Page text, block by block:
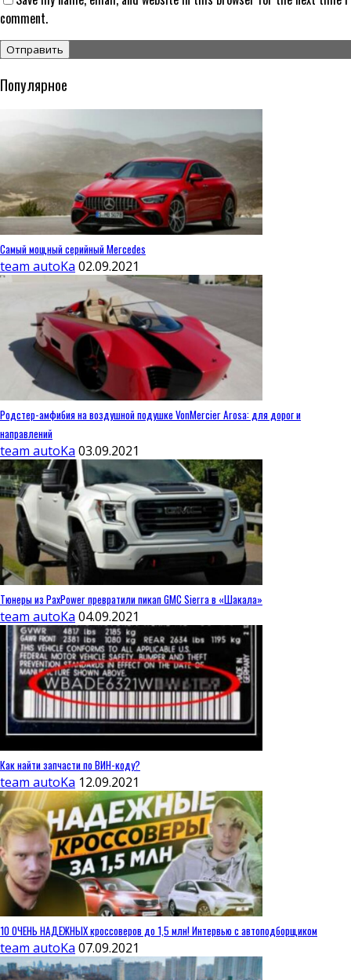
comment.
Популярное
Самый мощный серийный Mercedes
team autoKa 02.09.2021
Родстер-амфибия на воздушной подушке VonMercier Arosa: для дорог и
направлений
team autoKa 03.09.2021
Тюнеры из PaxPower превратили пикап GMC Sierra в «Шакала»
team autoKa 04.09.2021
Как найти запчасти по ВИН-коду?
team autoKa 12.09.2021
10 ОЧЕНЬ НАДЕЖНЫХ кроссоверов до 1,5 млн! Интервью с автоподборщиком
team autoKa 07.09.2021